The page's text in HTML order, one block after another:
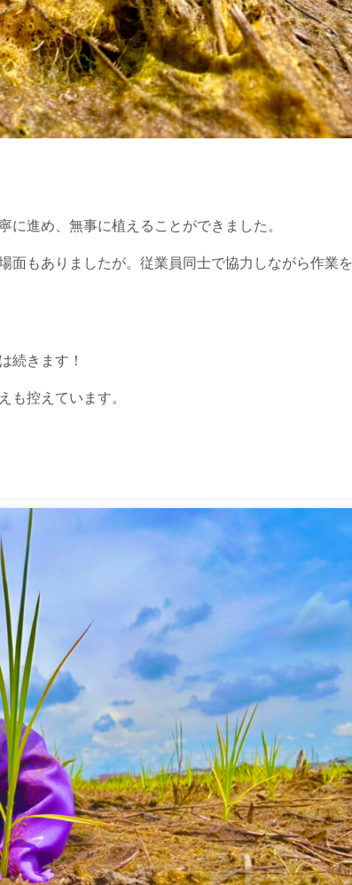
進め、無事に植えることができました。
面もありましたが。従業員同士で協力しながら作業を
続きます！
も控えています。